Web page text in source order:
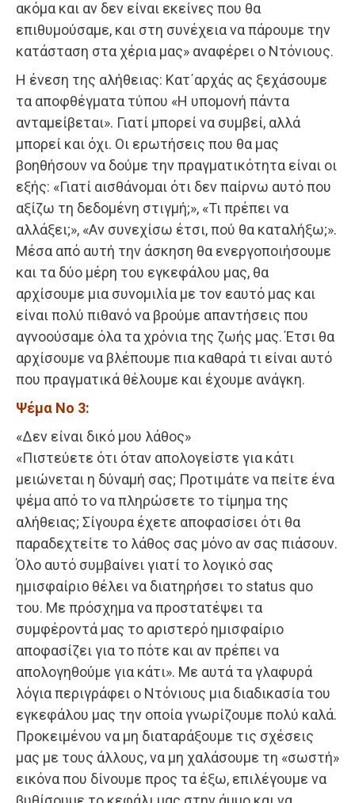
ακόμα και αν δεν είναι εκείνες που θα
επιθυμούσαμε, και στη συνέχεια να πάρουμε την
κατάσταση στα χέρια μας» αναφέρει ο Ντόνιους.
Η ένεση της αλήθειας: Κατ΄αρχάς ας ξεχάσουμε
τα αποφθέγματα τύπου «Η υπομονή πάντα
ανταμείβεται». Γιατί μπορεί να συμβεί, αλλά
μπορεί και όχι. Οι ερωτήσεις που θα μας
βοηθήσουν να δούμε την πραγματικότητα είναι οι
εξής: «Γιατί αισθάνομαι ότι δεν παίρνω αυτό που
αξίζω τη δεδομένη στιγμή;», «Τι πρέπει να
αλλάξει;», «Αν συνεχίσω έτσι, πού θα καταλήξω;».
Μέσα από αυτή την άσκηση θα ενεργοποιήσουμε
και τα δύο μέρη του εγκεφάλου μας, θα
αρχίσουμε μια συνομιλία με τον εαυτό μας και
είναι πολύ πιθανό να βρούμε απαντήσεις που
αγνοούσαμε όλα τα χρόνια της ζωής μας. Έτσι θα
αρχίσουμε να βλέπουμε πια καθαρά τι είναι αυτό
που πραγματικά θέλουμε και έχουμε ανάγκη.
Ψέμα Νο 3:
«Δεν είναι δικό μου λάθος»
«Πιστεύετε ότι όταν απολογείστε για κάτι
μειώνεται η δύναμή σας; Προτιμάτε να πείτε ένα
ψέμα από το να πληρώσετε το τίμημα της
αλήθειας; Σίγουρα έχετε αποφασίσει ότι θα
παραδεχτείτε το λάθος σας μόνο αν σας πιάσουν.
Όλο αυτό συμβαίνει γιατί το λογικό σας
ημισφαίριο θέλει να διατηρήσει το status quo
του. Με πρόσχημα να προστατέψει τα
συμφέροντά μας το αριστερό ημισφαίριο
αποφασίζει για το πότε και αν πρέπει να
απολογηθούμε για κάτι». Με αυτά τα γλαφυρά
λόγια περιγράφει ο Ντόνιους μια διαδικασία του
εγκεφάλου μας την οποία γνωρίζουμε πολύ καλά.
Προκειμένου να μη διαταράξουμε τις σχέσεις
μας με τους άλλους, να μη χαλάσουμε τη «σωστή»
εικόνα που δίνουμε προς τα έξω, επιλέγουμε να